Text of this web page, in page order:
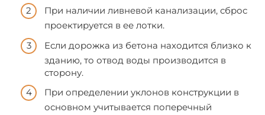
При наличии ливневой канализации, сброс
проектируется в ее лотки.
Если дорожка из бетона находится близко к
зданию, то отвод воды производится в
сторону.
При определении уклонов конструкции в
основном учитывается поперечный